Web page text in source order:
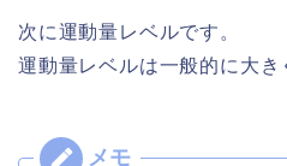
次に運動量レベルです。
運動量レベルは一般的に大き